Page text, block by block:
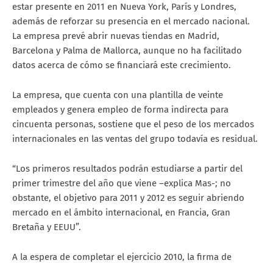
estar presente en 2011 en Nueva York, París y Londres,
además de reforzar su presencia en el mercado nacional.
La empresa prevé abrir nuevas tiendas en Madrid,
Barcelona y Palma de Mallorca, aunque no ha facilitado
datos acerca de cómo se financiará este crecimiento.
La empresa, que cuenta con una plantilla de veinte
empleados y genera empleo de forma indirecta para
cincuenta personas, sostiene que el peso de los mercados
internacionales en las ventas del grupo todavía es residual.
“Los primeros resultados podrán estudiarse a partir del
primer trimestre del año que viene –explica Mas-; no
obstante, el objetivo para 2011 y 2012 es seguir abriendo
mercado en el ámbito internacional, en Francia, Gran
Bretaña y EEUU”.
A la espera de completar el ejercicio 2010, la firma de